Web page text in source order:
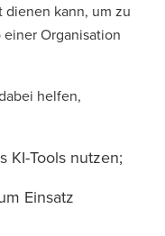
dienen kann, um zu
Organisation
helfen,
KI-Tools nutzen;
Einsatz